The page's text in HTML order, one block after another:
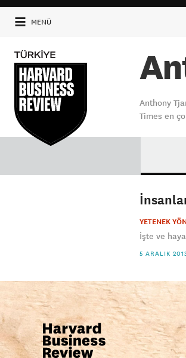
MENÜ
Anthony
Times en
YETENEK
İşte ve
5 ARALIK